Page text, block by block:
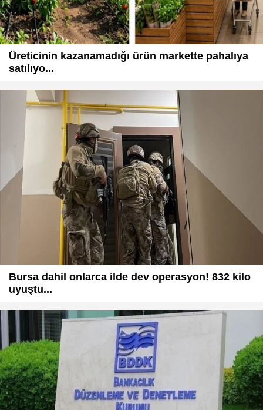
Üreticinin kazanamadığı ürün markette pahalıya
satılıyo...
Bursa dahil onlarca ilde dev operasyon! 832 kilo
uyuştu...